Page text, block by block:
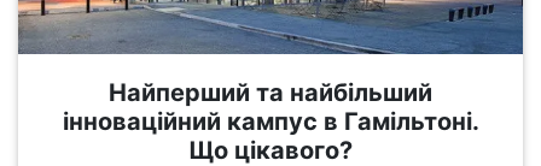
Найперший та найбільший
інноваційний кампус в Гамільтоні.
Що цікавого?